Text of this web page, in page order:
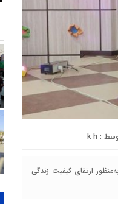
:
k h
به‌منظور ارتقای کیفیت زندگی